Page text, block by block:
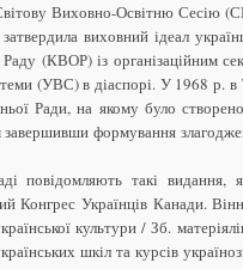
Виховно-Освітню Сесію
виховний ідеал
(КВОР) із організаційним
(УВС) в діаспорі. У 1968 р.
Ради, на якому було
формування
повідомляють такі видання,
Конгрес Українців Канади.
культури / Зб.
шкіл та курсів